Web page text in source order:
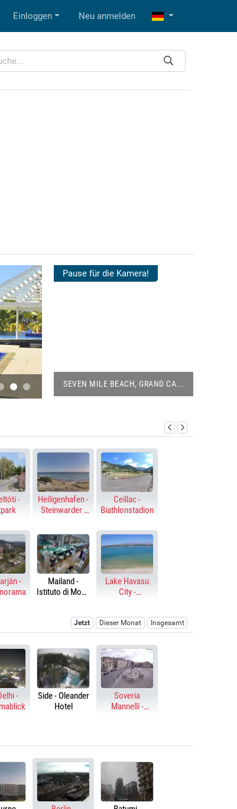
Einloggen Neu anmelden
Pause für die Kamera!
GRAND CA... BALCÓN DE EUROPA, NERJA
WIR WERFEN EINEN BLICK AUF DIE GRÖSSTEN
-
Heiligenhafen -
Steinwarder -
Ceillac -
Biathlonstadion
-
Mailand -
Istituto di Moda
Lake Havasu
City -
Jetzt Dieser Monat Insgesamt
-
Side - Oleander
Hotel
Soveria
Mannelli -
Rubettino